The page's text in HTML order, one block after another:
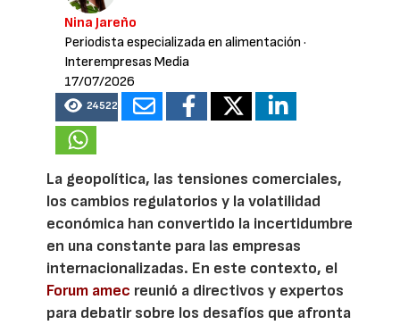
Nina Jareño
Periodista especializada en alimentación ·
Interempresas Media
17/07/2026
24522
La geopolítica, las tensiones comerciales,
los cambios regulatorios y la volatilidad
económica han convertido la incertidumbre
en una constante para las empresas
internacionalizadas. En este contexto, el
Forum amec reunió a directivos y expertos
para debatir sobre los desafíos que afronta